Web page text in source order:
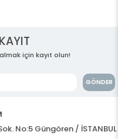
için kayıt olun!
GÖNDER
No:5 Güngören / İSTANBUL